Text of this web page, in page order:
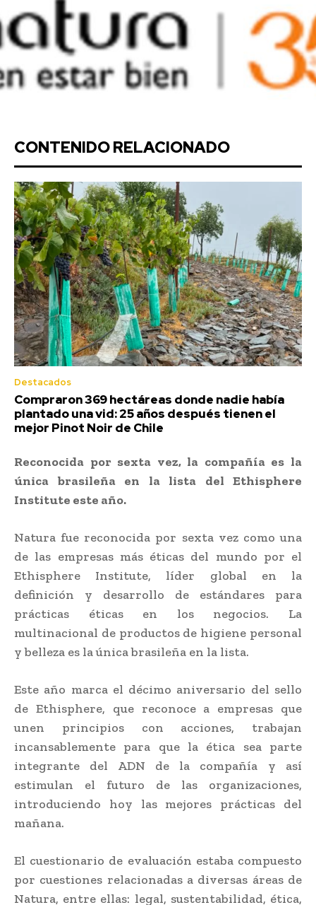
CONTENIDO RELACIONADO
Destacados
Compraron 369 hectáreas donde nadie había
plantado una vid: 25 años después tienen el
mejor Pinot Noir de Chile
Reconocida por sexta vez, la compañía es la
única brasileña en la lista del Ethisphere
Institute este año.
Natura fue reconocida por sexta vez como una
de las empresas más éticas del mundo por el
Ethisphere Institute, líder global en la
definición y desarrollo de estándares para
prácticas éticas en los negocios. La
multinacional de productos de higiene personal
y belleza es la única brasileña en la lista.
Este año marca el décimo aniversario del sello
de Ethisphere, que reconoce a empresas que
unen principios con acciones, trabajan
incansablemente para que la ética sea parte
integrante del ADN de la compañía y así
estimulan el futuro de las organizaciones,
introduciendo hoy las mejores prácticas del
mañana.
El cuestionario de evaluación estaba compuesto
por cuestiones relacionadas a diversas áreas de
Natura, entre ellas: legal, sustentabilidad, ética,